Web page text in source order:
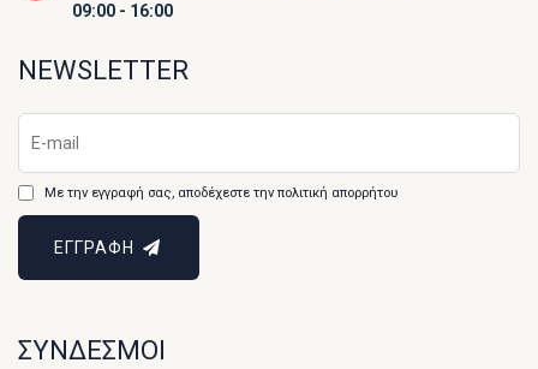
09:00 - 16:00
NEWSLETTER
Με την εγγραφή σας, αποδέχεστε την πολιτική απορρήτου
ΕΓΓΡΑΦΗ
ΣΥΝΔΕΣΜΟΙ